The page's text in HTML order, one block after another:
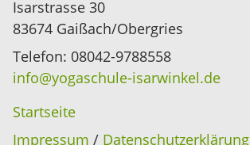
Isarstrasse 30
83674 Gaißach/Obergries
Telefon: 08042-9788558
info@yogaschule-isarwinkel.de
Startseite
Impressum / Datenschutzerklärung